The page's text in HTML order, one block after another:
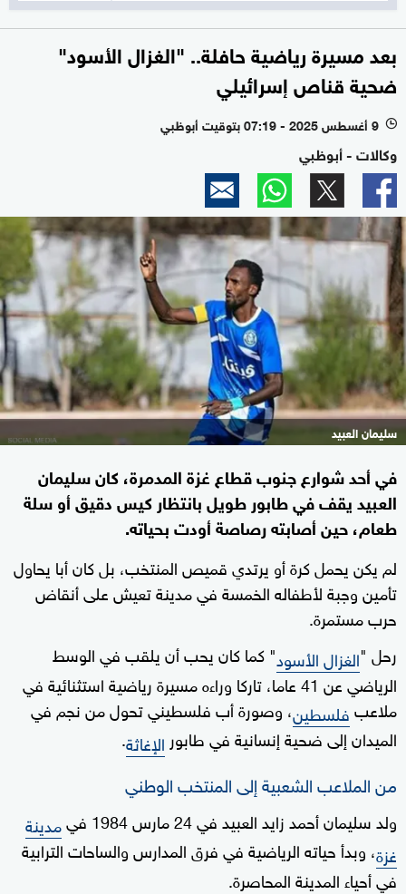
بعد مسيرة رياضية حافلة.. "الغزال الأسود"
ضحية قناص إسرائيلي
l 9 أغسطس 2025 - 07:19 بتوقيت أبوظبي
وكالات - أبوظبي
سليمان العبيد
في أحد شوارع جنوب قطاع غزة المدمرة، كان سليمان
العبيد يقف في طابور طويل بانتظار كيس دقيق أو سلة
طعام، حين أصابته رصاصة أودت بحياته.
لم يكن يحمل كرة أو يرتدي قميص المنتخب، بل كان أبا يحاول
تأمين وجبة لأطفاله الخمسة في مدينة تعيش على أنقاض
حرب مستمرة.
رحل "الغزال الأسود" كما كان يحب أن يلقب في الوسط
الرياضي عن 41 عاما، تاركا وراءه مسيرة رياضية استثنائية في
ملاعبفلسطين، وصورة أب فلسطيني تحول من نجم في
الميدان إلى ضحية إنسانية في طابور الإغاثة.
من الملاعب الشعبية إلى المنتخب الوطني
ولد سليمان أحمد زايد العبيد في 24 مارس 1984 في
مدينة
غزة، وبدأ حياته الرياضية في فرق المدارس والساحات الترابية
في أحياء المدينة المحاصرة.